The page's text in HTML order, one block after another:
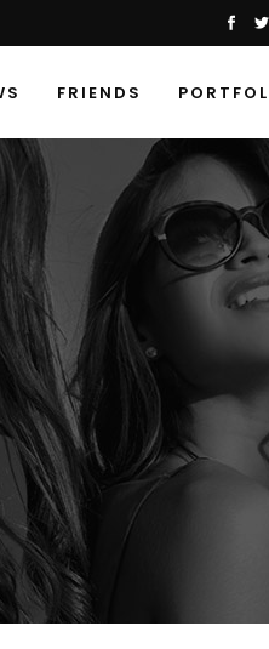
FRIENDS